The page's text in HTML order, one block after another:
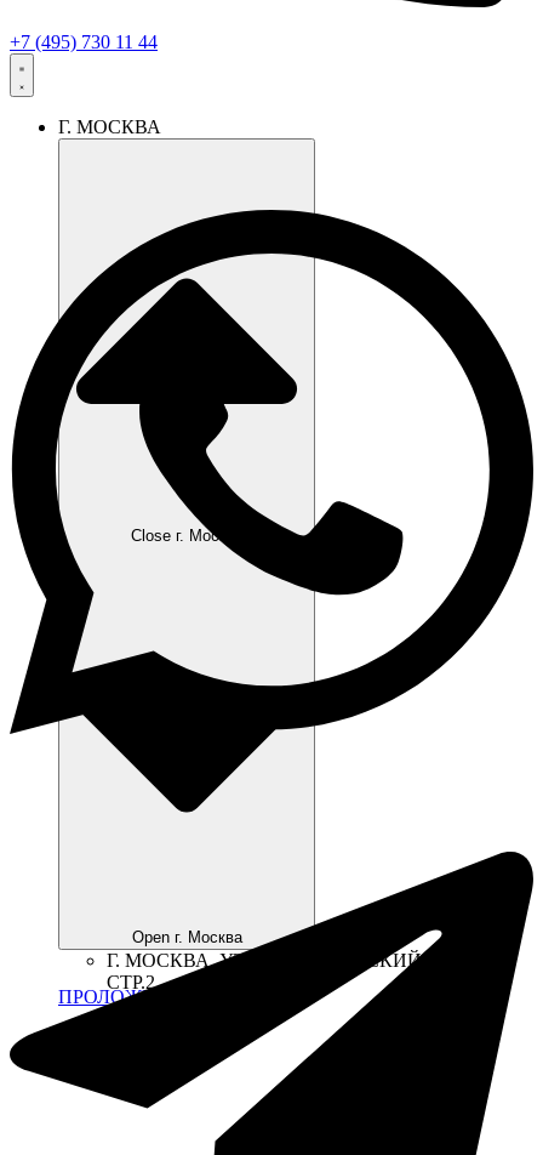
+7 (495) 730 11 44
Г. МОСКВА
Close г. Москва
Open г. Москва
Г. МОСКВА, УЛ. ВОЛГОГРАДСКИЙ ПР-Т., 41,
СТР.2
ПРОЛОЖИТЬ МАРШРУТ